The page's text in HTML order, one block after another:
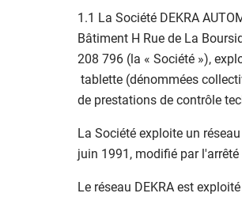
1.1 La Société DEKRA
Bâtiment H Rue de La
208 796 (la « Société »),
tablette (dénommées
de prestations de contrôle
La Société exploite un
juin 1991, modifié par
Le réseau DEKRA est